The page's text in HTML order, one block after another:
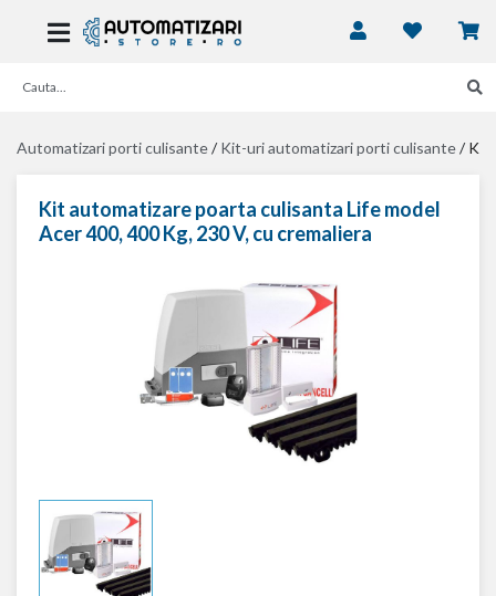
Automatizari porti culisante/Kit-uri automatizari porti culisante/Kit
Kit automatizare poarta culisanta Life model
Acer 400, 400 Kg, 230 V, cu cremaliera